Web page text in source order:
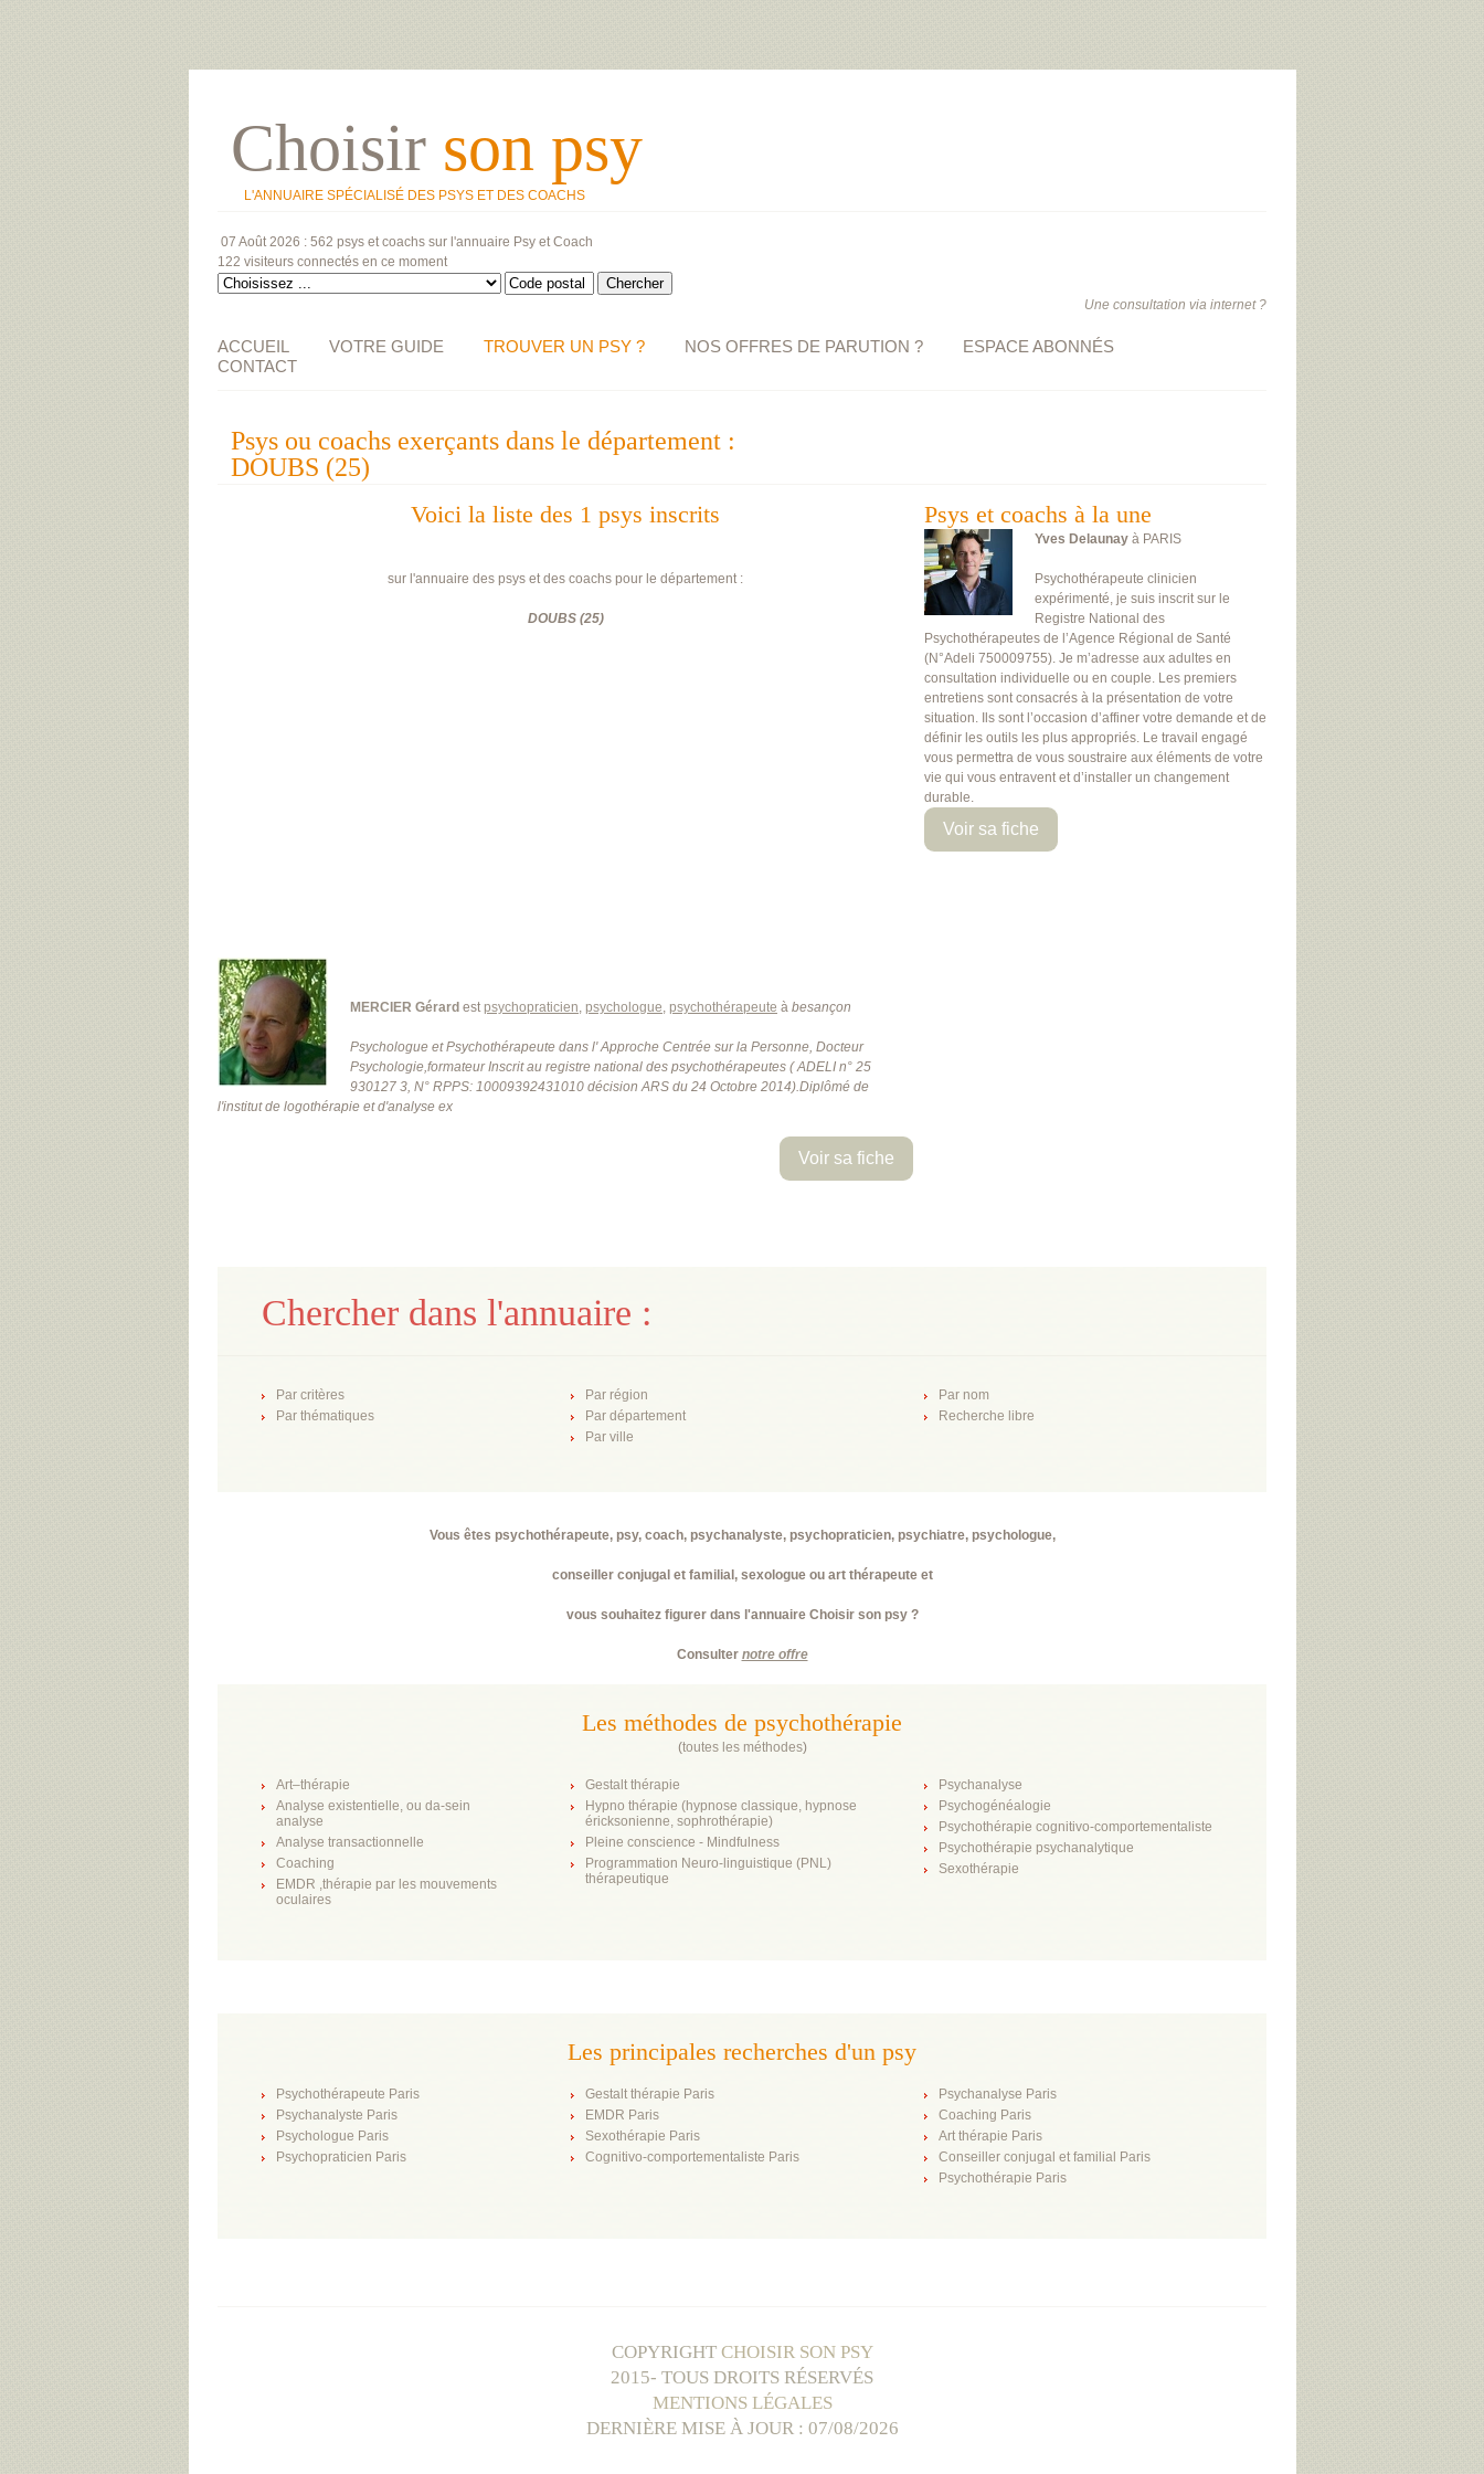
Choisir son psy
L'ANNUAIRE SPÉCIALISÉ DES PSYS ET DES COACHS
07 Août 2026 : 562 psys et coachs sur l'annuaire Psy et Coach
122 visiteurs connectés en ce moment
Une consultation via internet ?
ACCUEIL VOTRE GUIDE TROUVER UN PSY ? NOS OFFRES DE PARUTION ?
ESPACE ABONNÉS
CONTACT
Psys ou coachs exerçants dans le département :
DOUBS (25)
Voici la liste des 1 psys inscrits
sur l'annuaire des psys et des coachs pour le département :
DOUBS (25)
Psys et coachs à la une
Yves Delaunay à PARIS
Psychothérapeute clinicien
expérimenté, je suis inscrit sur le
Registre National des
Psychothérapeutes de l’Agence Régional de Santé
(N°Adeli 750009755). Je m’adresse aux adultes en
consultation individuelle ou en couple. Les premiers
entretiens sont consacrés à la présentation de votre
situation. Ils sont l’occasion d’affiner votre demande et de
définir les outils les plus appropriés. Le travail engagé
vous permettra de vous soustraire aux éléments de votre
vie qui vous entravent et d’installer un changement
durable.
Voir sa fiche
MERCIER Gérard estpsychopraticien, psychologue, psychothérapeute à besançon
Psychologue et Psychothérapeute dans l' Approche Centrée sur la Personne, Docteur
Psychologie,formateur Inscrit au registre national des psychothérapeutes ( ADELI n° 25
930127 3, N° RPPS: 10009392431010 décision ARS du 24 Octobre 2014).Diplômé de
l'institut de logothérapie et d'analyse ex
Voir sa fiche
Chercher dans l'annuaire :
Par critères
Par thématiques
Par région
Par département
Par ville
Par nom
Recherche libre
Vous êtes psychothérapeute, psy, coach, psychanalyste, psychopraticien, psychiatre, psychologue,
conseiller conjugal et familial, sexologue ou art thérapeute et
vous souhaitez figurer dans l'annuaire Choisir son psy ?
Consulter notre offre
Les méthodes de psychothérapie
(toutes les méthodes)
Art–thérapie
Analyse existentielle, ou da-sein
analyse
Analyse transactionnelle
Coaching
EMDR ,thérapie par les mouvements
oculaires
Gestalt thérapie
Hypno thérapie (hypnose classique, hypnose
éricksonienne, sophrothérapie)
Pleine conscience - Mindfulness
Programmation Neuro-linguistique (PNL)
thérapeutique
Psychanalyse
Psychogénéalogie
Psychothérapie cognitivo-comportementaliste
Psychothérapie psychanalytique
Sexothérapie
Les principales recherches d'un psy
Psychothérapeute Paris
Psychanalyste Paris
Psychologue Paris
Psychopraticien Paris
Gestalt thérapie Paris
EMDR Paris
Sexothérapie Paris
Cognitivo-comportementaliste Paris
Psychanalyse Paris
Coaching Paris
Art thérapie Paris
Conseiller conjugal et familial Paris
Psychothérapie Paris
COPYRIGHT CHOISIR SON PSY
2015- TOUS DROITS RÉSERVÉS
MENTIONS LÉGALES
DERNIÈRE MISE À JOUR : 07/08/2026